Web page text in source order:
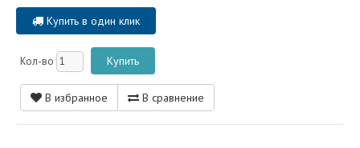
Купить в один клик
Кол-во
В избранное В сравнение